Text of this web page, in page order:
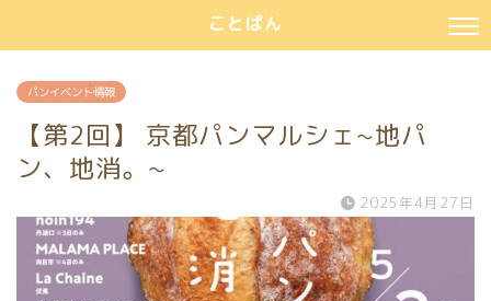
ことぱん
パンイベント情報
【第2回】 京都パンマルシェ~地パ
ン、地消。~
2025年4月27日